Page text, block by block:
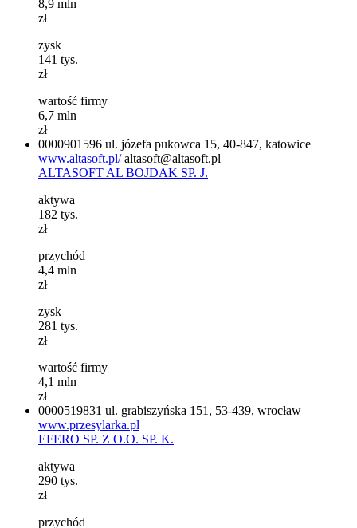
8,9 mln
zł
zysk
141 tys.
zł
wartość firmy
6,7 mln
zł
0000901596 ul. józefa pukowca 15, 40-847, katowice
www.altasoft.pl/ altasoft@altasoft.pl
ALTASOFT AL BOJDAK SP. J.
aktywa
182 tys.
zł
przychód
4,4 mln
zł
zysk
281 tys.
zł
wartość firmy
4,1 mln
zł
0000519831 ul. grabiszyńska 151, 53-439, wrocław
www.przesylarka.pl
EFERO SP. Z O.O. SP. K.
aktywa
290 tys.
zł
przychód